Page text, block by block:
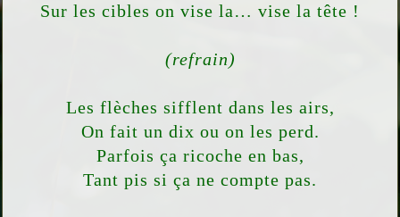
Sur les cibles on vise la… vise la tête !
(refrain)
Les flèches sifflent dans les airs,
On fait un dix ou on les perd.
Parfois ça ricoche en bas,
Tant pis si ça ne compte pas.